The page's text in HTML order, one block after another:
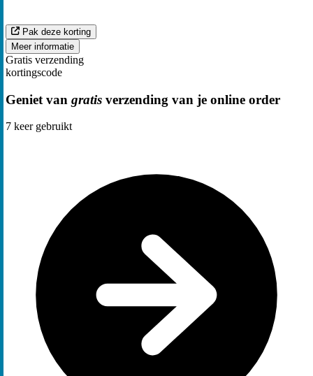
Pak deze korting
Meer informatie
Gratis verzending
kortingscode
Geniet van gratis verzending van je online order
7 keer gebruikt